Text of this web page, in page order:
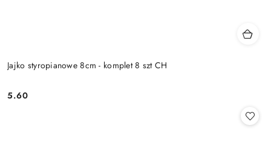
Jajko styropianowe 8cm - komplet 8 szt CH
Cena:
5.60